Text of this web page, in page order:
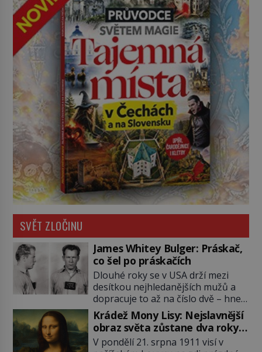
SVĚT ZLOČINU
James Whitey Bulger: Práskač,
co šel po práskačích
Dlouhé roky se v USA drží mezi
desítkou nejhledanějších mužů a
dopracuje to až na číslo dvě – hned
po Usámovi bin Ládinovi (1957–
2011). To je James „Whitey“ Bulger
(1929–2018) viněný ze spoluúčasti
na 19 vraždách, vydírání a lichvy. A
Krádež Mony Lisy: Nejslavnější
obraz světa zůstane dva roky
nezvěstný
V pondělí 21. srpna 1911 visí v